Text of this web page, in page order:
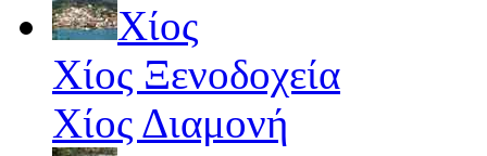
Χίος
Χίος Ξενοδοχεία
Χίος Διαμονή